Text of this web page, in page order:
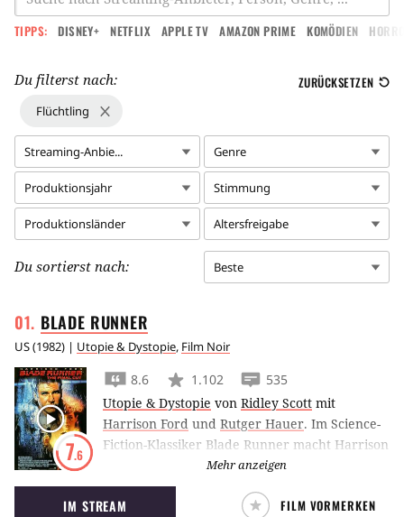
TIPPS: DISNEY+ NETFLIX APPLE TV AMAZON PRIME KOMÖDIEN
Du filterst nach: ZURÜCKSETZEN
Flüchtling
Streaming-Anbie... Genre
Produktionsjahr Stimmung
Produktionsländer Altersfreigabe
Du sortierst nach: Beste
BLADE RUNNER
US(1982) | Utopie & Dystopie, Film Noir
7.6
8.6 1.102
535
Utopie & Dystopie von Ridley Scott mit
Harrison Ford und Rutger Hauer. Im Science-
Fiction-Klassiker Blade Runner macht Harrison
Ford im Jahr 2019 Jagd auf Replikanten. Die
menschenähnlichen Androiden suchen auf
der Erde nach ihrem Schöpfer. Um ihre
Mehr anzeigen
IM STREAM FILM VORMERKEN